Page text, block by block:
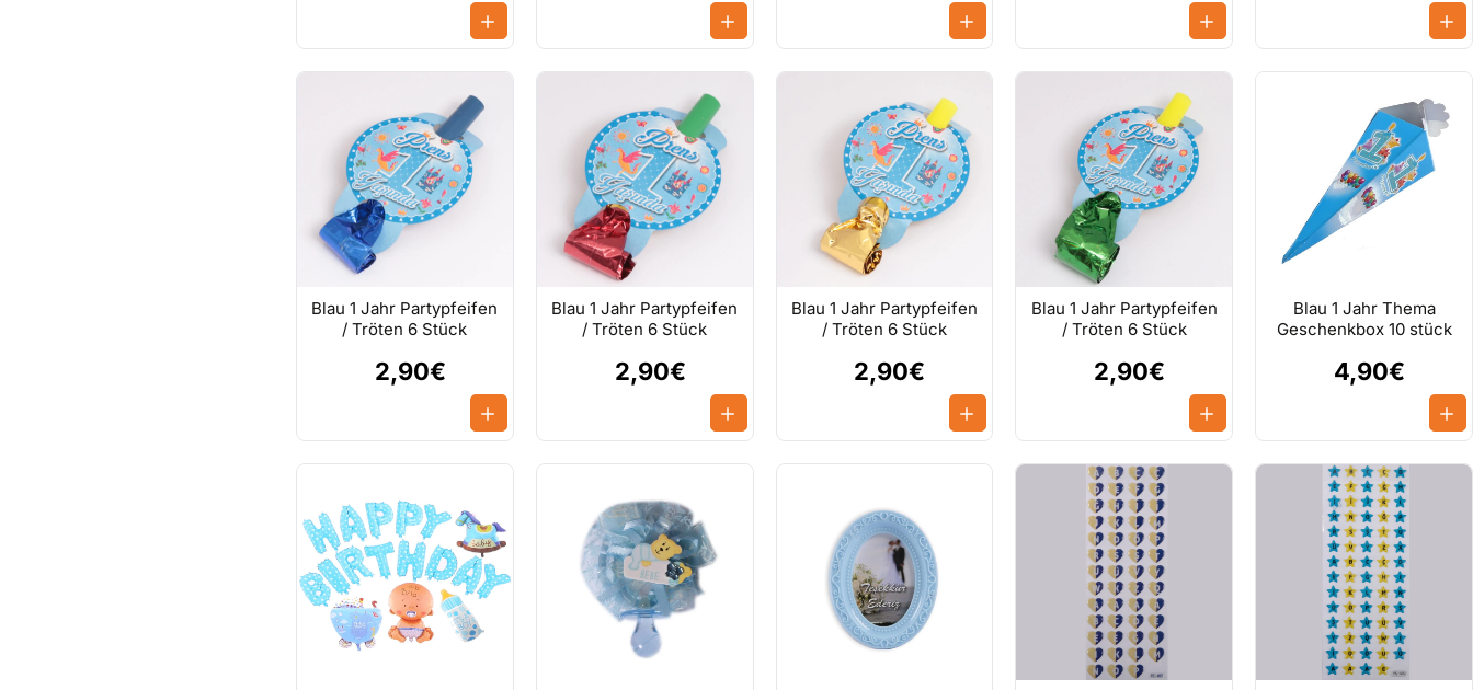
Blau 1 Jahr Partypfeifen
/ Tröten 6 Stück
2,90€
Blau 1 Jahr Partypfeifen
/ Tröten 6 Stück
2,90€
Blau 1 Jahr Partypfeifen
/ Tröten 6 Stück
2,90€
Blau 1 Jahr Partypfeifen
/ Tröten 6 Stück
2,90€
Blau 1 Jahr Thema
Geschenkbox 10 stück
4,90€